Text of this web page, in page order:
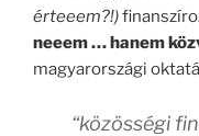
érteeem?!)
neeem … hanem
magyarországi
“közösségi